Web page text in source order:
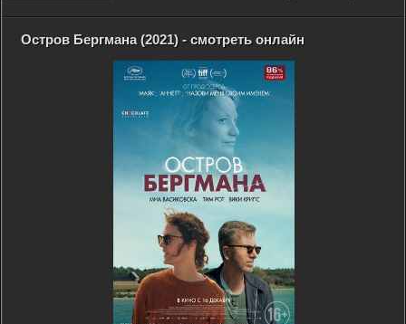
Остров Бергмана (2021) - смотреть онлайн